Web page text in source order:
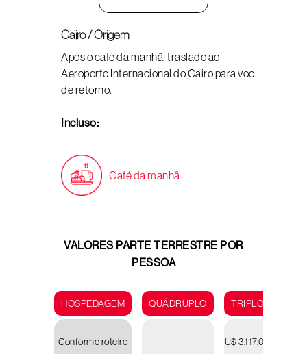
Cairo / Origem
Após o café da manhã, traslado ao
Aeroporto Internacional do Cairo para voo
de retorno.
Incluso:
Café da manhã
VALORES PARTE TERRESTRE POR
PESSOA
HOSPEDAGEM QUÁDRUPLO TRIPLO
Conforme roteiro U$ 3.117,00